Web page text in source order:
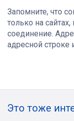
Запомните, что
только на
соединение.
адресной строке
Это тоже